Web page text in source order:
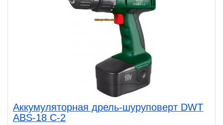
Аккумуляторная дрель-шуруповерт DWT
ABS-18 C-2